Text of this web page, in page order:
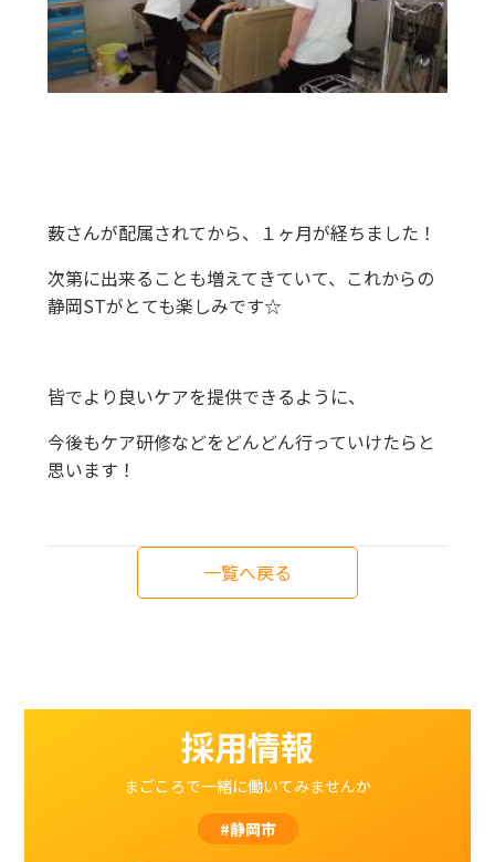
薮さんが配属されてから、１ヶ月が経ちました！
次第に出来ることも増えてきていて、これからの
静岡STがとても楽しみです☆
皆でより良いケアを提供できるように、
今後もケア研修などをどんどん行っていけたらと
思います！
一覧へ戻る
採用情報
まごころで一緒に働いてみませんか
#静岡市